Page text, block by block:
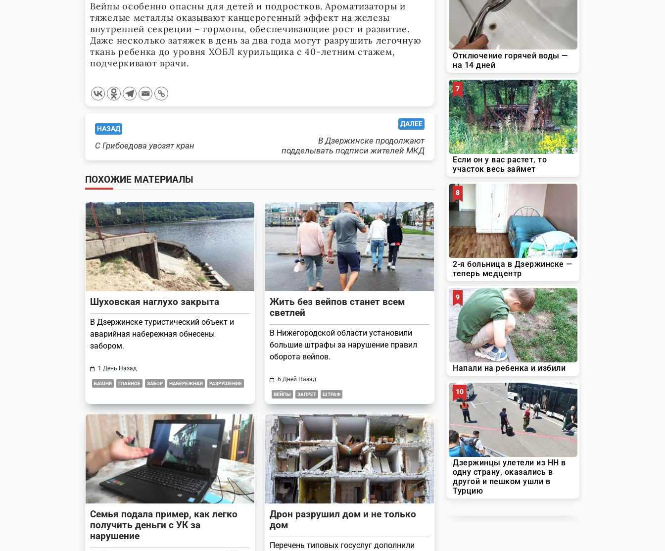
Вейпы особенно опасны для детей и подростков. Ароматизаторы и
тяжелые металлы оказывают канцерогенный эффект на железы
внутренней секреции – гормоны, обеспечивающие рост и развитие.
Даже несколько затяжек в день за два года могут разрушить легочную
ткань ребенка до уровня ХОБЛ курильщика с 40-летним стажем,
подчеркивают врачи.
<span
class="nav-
screen-
reader-
text">Page</span>
НАЗАД
С Грибоедова увозят кран
ДАЛЕЕ
В Дзержинске продолжают
подделывать подписи жителей МКД
ПОХОЖИЕ МАТЕРИАЛЫ
Шуховская наглухо закрыта
В Дзержинске туристический объект и
аварийная набережная обнесены
забором.
1 День Назад
БАШНЯ ГЛАВНОЕ ЗАБОР НАБЕРЕЖНАЯ РАЗРУШЕНИЕ
Жить без вейпов станет всем
светлей
В Нижегородской области установили
большие штрафы за нарушение правил
оборота вейпов.
6 Дней Назад
ВЕЙПЫ ЗАПРЕТ ШТРАФ
Семья подала пример, как легко
получить деньги с УК за
нарушение
Дрон разрушил дом и не только
дом
Перечень типовых госуслуг дополнили